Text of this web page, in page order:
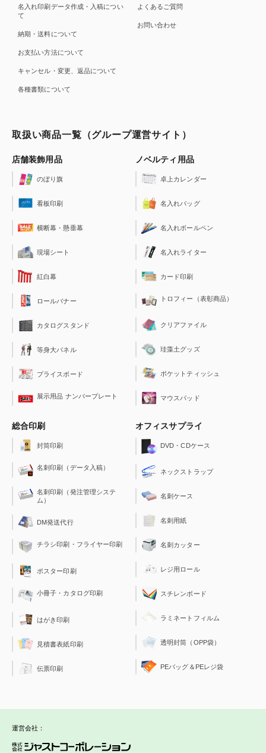
名入れ印刷データ作成・入稿につい
て
納期・送料について
お支払い方法について
キャンセル・変更、返品について
各種書類について
よくあるご質問
お問い合わせ
取扱い商品一覧（グループ運営サイト）
店舗装飾用品
のぼり旗
看板印刷
横断幕・懸垂幕
現場シート
紅白幕
ロールバナー
カタログスタンド
等身大パネル
プライスボード
展示用品 ナンバープレート
ノベルティ用品
卓上カレンダー
名入れバッグ
名入れボールペン
名入れライター
カード印刷
トロフィー（表彰商品）
クリアファイル
珪藻土グッズ
ポケットティッシュ
マウスパッド
総合印刷
封筒印刷
名刺印刷（データ入稿）
名刺印刷（発注管理システ
ム）
DM発送代行
チラシ印刷・フライヤー印刷
ポスター印刷
小冊子・カタログ印刷
はがき印刷
見積書表紙印刷
伝票印刷
オフィスサプライ
DVD・CDケース
ネックストラップ
名刺ケース
名刺用紙
名刺カッター
レジ用ロール
スチレンボード
ラミネートフィルム
透明封筒（OPP袋）
PEバッグ＆PEレジ袋
運営会社：